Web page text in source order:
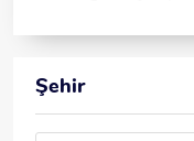
Şehir